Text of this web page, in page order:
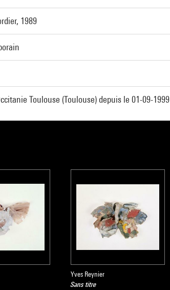
1989
Toulouse (Toulouse) depuis le 01-09-1999
Yves Reynier
Sans titre